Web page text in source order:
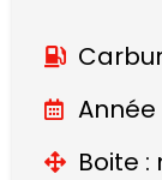
Année
Boite